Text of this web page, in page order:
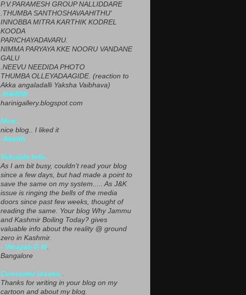
P.V.PARAMESH GROUP NALLIDDARE
.THUMBA SANTHOSHAVAAHITHU'
INNOBBA MITRA KARTHIK KODREL
KOODA
PARICHAYADAVARU.
NIMMA PARYAYA KKE NOORU VANDANE
GALU
.NEEVU NEEDIDA PHOTO
THUMBA OLLEYADAAGIDE. (reaction to
Akka angaladalli Yaksha Vaibhava)
-HARINI
harinigallery.blogspot.com
Nice..
nice blog.. I liked it
-Amrith
Valuable Info..
As I am bit busy, couldn’t read your blog
since a few days, but had made a point to
save the same on my system..... As J&K
issue is ringing the bells of the media
doors since past few weeks, thought of
reading the same. Your blog Why Jammu
and Kashmir Boiling Today? gives
valuable info about the reality @ ground
zero in Kashmir.
- Vinayak G M,
Bangalore
Consumer Issues..
Thanks for writing in your blog on my
cartoon and about my blog.